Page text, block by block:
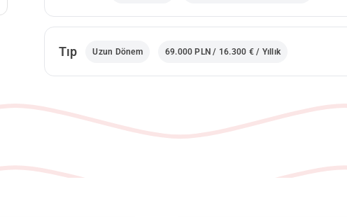
Tıp Uzun Dönem 69.000 PLN / 16.300 € / Yıllık